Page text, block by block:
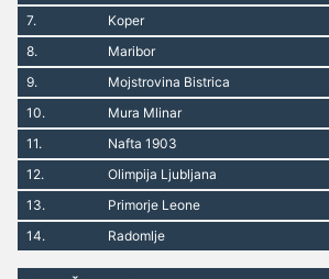
7.
Koper
8.
Maribor
9.
Mojstrovina Bistrica
10.
Mura Mlinar
11.
Nafta 1903
12.
Olimpija Ljubljana
13.
Primorje Leone
14.
Radomlje